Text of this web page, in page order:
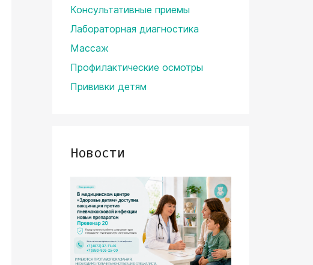
Консультативные приемы
Лабораторная диагностика
Массаж
Профилактические осмотры
Прививки детям
Новости